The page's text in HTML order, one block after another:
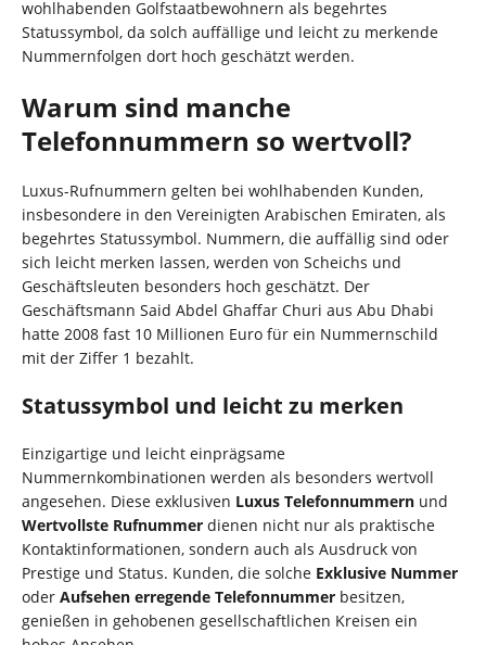
wohlhabenden Golfstaatbewohnern als begehrtes
Statussymbol, da solch auffällige und leicht zu merkende
Nummernfolgen dort hoch geschätzt werden.
Warum sind manche
Telefonnummern so wertvoll?
Luxus-Rufnummern gelten bei wohlhabenden Kunden,
insbesondere in den Vereinigten Arabischen Emiraten, als
begehrtes Statussymbol. Nummern, die auffällig sind oder
sich leicht merken lassen, werden von Scheichs und
Geschäftsleuten besonders hoch geschätzt. Der
Geschäftsmann Said Abdel Ghaffar Churi aus Abu Dhabi
hatte 2008 fast 10 Millionen Euro für ein Nummernschild
mit der Ziffer 1 bezahlt.
Statussymbol und leicht zu merken
Einzigartige und leicht einprägsame
Nummernkombinationen werden als besonders wertvoll
angesehen. Diese exklusiven Luxus Telefonnummern und
Wertvollste Rufnummer dienen nicht nur als praktische
Kontaktinformationen, sondern auch als Ausdruck von
Prestige und Status. Kunden, die solche Exklusive Nummer
oder Aufsehen erregende Telefonnummer besitzen,
genießen in gehobenen gesellschaftlichen Kreisen ein